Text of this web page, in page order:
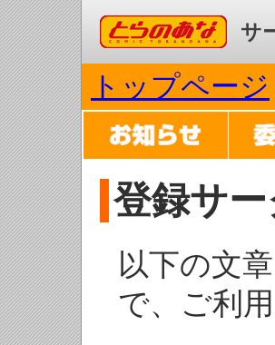
コミックとらのあな サ
トップページ
登録サ
以下の文
で、ご利